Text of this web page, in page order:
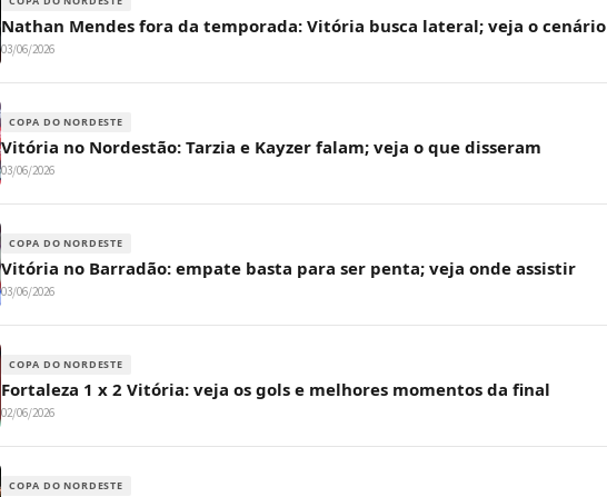
Nathan Mendes fora da temporada: Vitória busca lateral; veja o cenário
03/06/2026
COPA DO NORDESTE
Vitória no Nordestão: Tarzia e Kayzer falam; veja o que disseram
03/06/2026
COPA DO NORDESTE
Vitória no Barradão: empate basta para ser penta; veja onde assistir
03/06/2026
COPA DO NORDESTE
Fortaleza 1 x 2 Vitória: veja os gols e melhores momentos da final
02/06/2026
COPA DO NORDESTE